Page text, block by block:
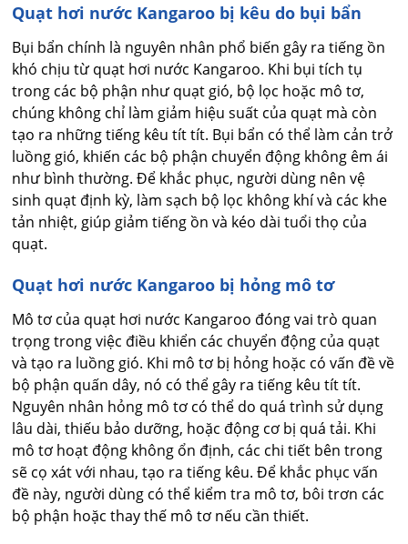
Quạt hơi nước Kangaroo bị kêu do bụi bẩn
Bụi bẩn chính là nguyên nhân phổ biến gây ra tiếng ồn
khó chịu từ quạt hơi nước Kangaroo. Khi bụi tích tụ
trong các bộ phận như quạt gió, bộ lọc hoặc mô tơ,
chúng không chỉ làm giảm hiệu suất của quạt mà còn
tạo ra những tiếng kêu tít tít. Bụi bẩn có thể làm cản trở
luồng gió, khiến các bộ phận chuyển động không êm ái
như bình thường. Để khắc phục, người dùng nên vệ
sinh quạt định kỳ, làm sạch bộ lọc không khí và các khe
tản nhiệt, giúp giảm tiếng ồn và kéo dài tuổi thọ của
quạt.
Quạt hơi nước Kangaroo bị hỏng mô tơ
Mô tơ của quạt hơi nước Kangaroo đóng vai trò quan
trọng trong việc điều khiển các chuyển động của quạt
và tạo ra luồng gió. Khi mô tơ bị hỏng hoặc có vấn đề về
bộ phận quấn dây, nó có thể gây ra tiếng kêu tít tít.
Nguyên nhân hỏng mô tơ có thể do quá trình sử dụng
lâu dài, thiếu bảo dưỡng, hoặc động cơ bị quá tải. Khi
mô tơ hoạt động không ổn định, các chi tiết bên trong
sẽ cọ xát với nhau, tạo ra tiếng kêu. Để khắc phục vấn
đề này, người dùng có thể kiểm tra mô tơ, bôi trơn các
bộ phận hoặc thay thế mô tơ nếu cần thiết.